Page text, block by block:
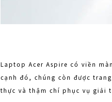
Laptop Acer Aspire có viền
cạnh đó, chúng còn được
thực và thậm chí phục vụ giải